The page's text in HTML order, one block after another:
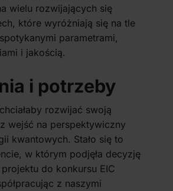
wielu rozwijających się
które wyróżniają się na tle
parametrami,
i jakością.
i potrzeby
rozwijać swoją
wejść na perspektywiczny
kwantowych. Stało się to
w którym podjęła decyzję
do konkursu EIC
z naszymi